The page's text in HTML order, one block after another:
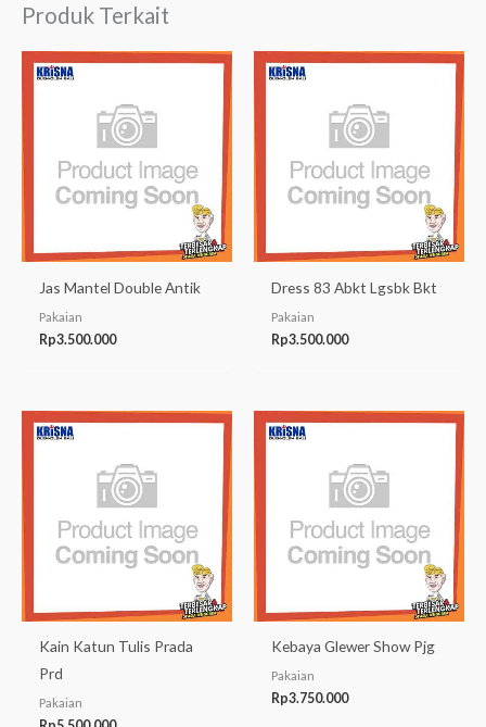
Produk Terkait
Jas Mantel Double Antik
Pakaian
Rp3.500.000
Dress 83 Abkt Lgsbk Bkt
Pakaian
Rp3.500.000
Kain Katun Tulis Prada
Prd
Pakaian
Kebaya Glewer Show Pjg
Pakaian
Rp3.750.000